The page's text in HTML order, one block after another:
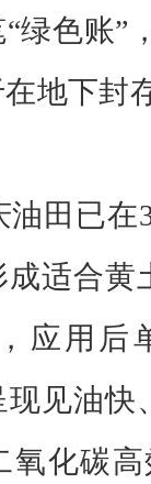
绿色账”
地下封
油田已在
适合
应用后
现见油
氧化碳